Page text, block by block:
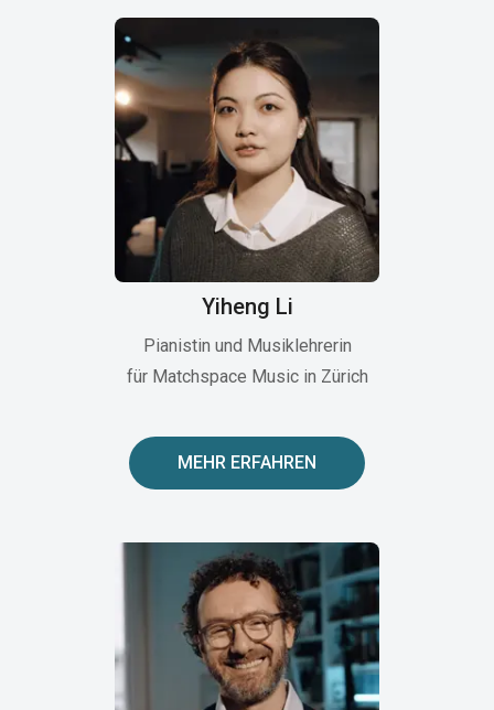
Yiheng Li
Pianistin und Musiklehrerin
für Matchspace Music in Zürich
MEHR ERFAHREN